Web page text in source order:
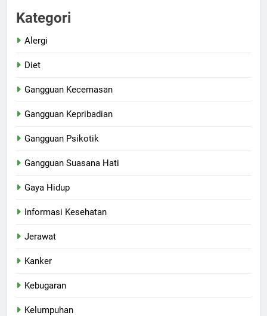
Kategori
Alergi
Diet
Gangguan Kecemasan
Gangguan Kepribadian
Gangguan Psikotik
Gangguan Suasana Hati
Gaya Hidup
Informasi Kesehatan
Jerawat
Kanker
Kebugaran
Kelumpuhan